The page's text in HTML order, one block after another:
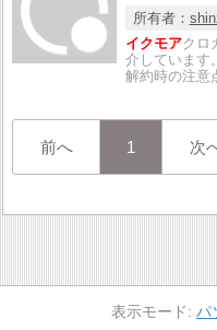
所有者：
イクモアクロ
介しています
解約時の注意
前へ 1 次
パ